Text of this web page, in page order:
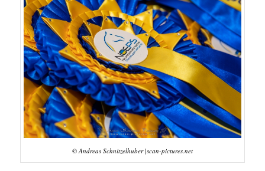
© Andreas Schnitzelhuber |scan-pictures.net